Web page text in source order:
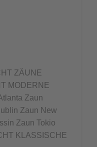
ZÄUNE
MODERNE
Zaun
Zaun New
Zaun Tokio
KLASSISCHE